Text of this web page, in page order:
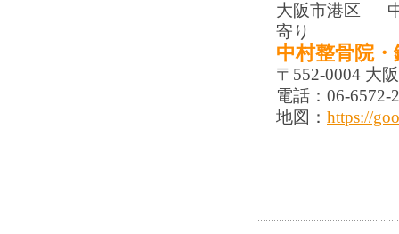
大阪市港区 中
寄り
中村整骨院・
〒552-0004 大
電話：06-6572-
地図： https://